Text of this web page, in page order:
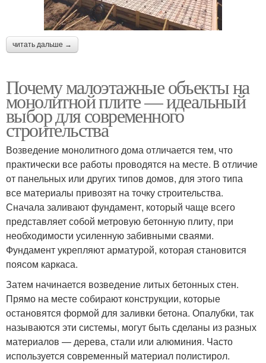
читать дальше →
Почему малоэтажные объекты на
монолитной плите — идеальный
выбор для современного
строительства
Возведение монолитного дома отличается тем, что
практически все работы проводятся на месте. В отличие
от панельных или других типов домов, для этого типа
все материалы привозят на точку строительства.
Сначала заливают фундамент, который чаще всего
представляет собой метровую бетонную плиту, при
необходимости усиленную забивными сваями.
Фундамент укрепляют арматурой, которая становится
поясом каркаса.
Затем начинается возведение литых бетонных стен.
Прямо на месте собирают конструкции, которые
остановятся формой для заливки бетона. Опалубки, так
называются эти системы, могут быть сделаны из разных
материалов — дерева, стали или алюминия. Часто
используется современный материал полистирол.